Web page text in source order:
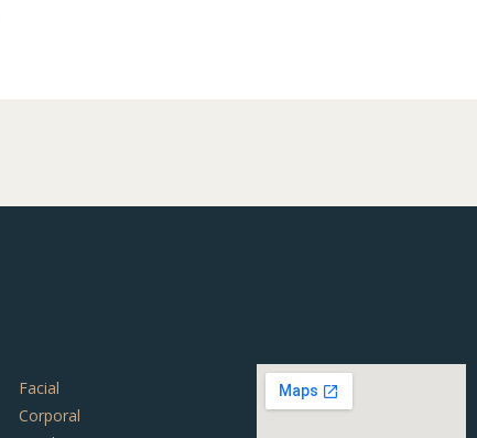
Facial
Corporal